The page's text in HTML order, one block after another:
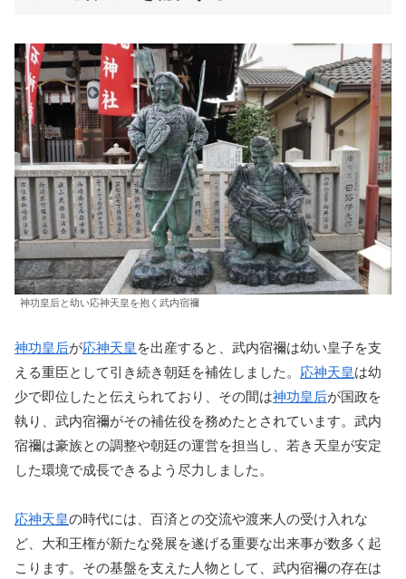
神功皇后と幼い応神天皇を抱く武内宿禰
神功皇后が応神天皇 を出産すると、武内宿禰は幼い皇子を支
える重臣として引き続き朝廷を補佐しました。 応神天皇は幼
少で即位したと伝えられており、その間は神功皇后が国政を
執り、武内宿禰がその補佐役を務めたとされています。武内
宿禰は豪族との調整や朝廷の運営を担当し、若き天皇が安定
した環境で成長できるよう尽力しました。
応神天皇の時代には、百済との交流や渡来人の受け入れな
ど、大和王権が新たな発展を遂げる重要な出来事が数多く起
こります。その基盤を支えた人物として、武内宿禰の存在は